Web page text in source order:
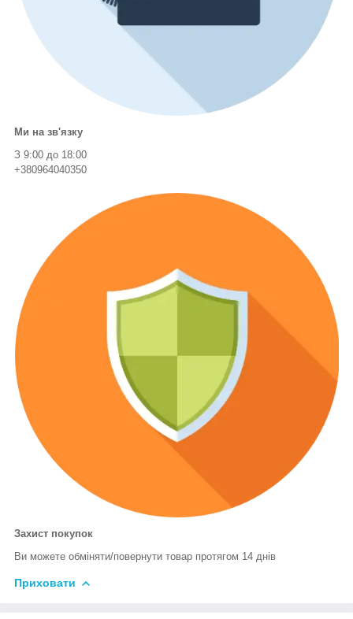
Ми на зв'язку
З 9:00 до 18:00
+380964040350
Захист покупок
Ви можете обміняти/повернути товар протягом 14 днів
Приховати